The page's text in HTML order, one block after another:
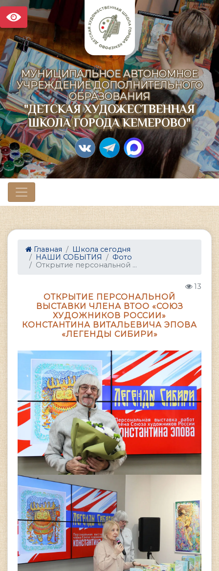
МУНИЦИПАЛЬНОЕ АВТОНОМНОЕ
УЧРЕЖДЕНИЕ ДОПОЛНИТЕЛЬНОГО
ОБРАЗОВАНИЯ
"ДЕТСКАЯ ХУДОЖЕСТВЕННАЯ
ШКОЛА ГОРОДА КЕМЕРОВО"
Главная
Школа сегодня
НАШИ СОБЫТИЯ
Фото
Открытие персональной ...
13
ОТКРЫТИЕ ПЕРСОНАЛЬНОЙ
ВЫСТАВКИ ЧЛЕНА ВТОО «СОЮЗ
ХУДОЖНИКОВ РОССИИ»
КОНСТАНТИНА ВИТАЛЬЕВИЧА ЭПОВА
«ЛЕГЕНДЫ СИБИРИ»